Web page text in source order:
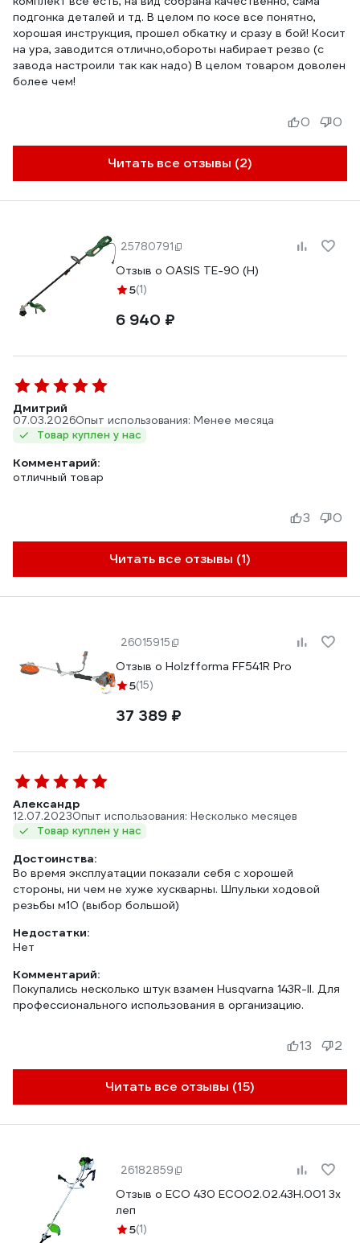
подгонка деталей и тд. В целом по косе все понятно,
хорошая инструкция, прошел обкатку и сразу в бой! Косит
на ура, заводится отлично,обороты набирает резво (с
завода настроили так как надо) В целом товаром доволен
более чем!
Читать все отзывы (2)
0 0
25780791
Отзыв о OASIS TE-90 (Н)
5(1)
6 940 ₽
Дмитрий
07.03.2026Опыт использования: Менее месяца
Товар куплен у нас
Комментарий:
отличный товар
Читать все отзывы (1)
3 0
26015915
Отзыв о Holzfforma FF541R Pro
5(15)
37 389 ₽
Александр
12.07.2023Опыт использования: Несколько месяцев
Товар куплен у нас
Достоинства:
Во время эксплуатации показали себя с хорошей
стороны, ни чем не хуже хускварны. Шпульки ходовой
резьбы м10 (выбор большой)
Недостатки:
Нет
Комментарий:
Покупались несколько штук взамен Husqvarna 143R-II. Для
профессионального использования в организацию.
Читать все отзывы (15)
13 2
26182859
Отзыв о ECO 430 ECO02.02.43H.001 3х
леп
5(1)